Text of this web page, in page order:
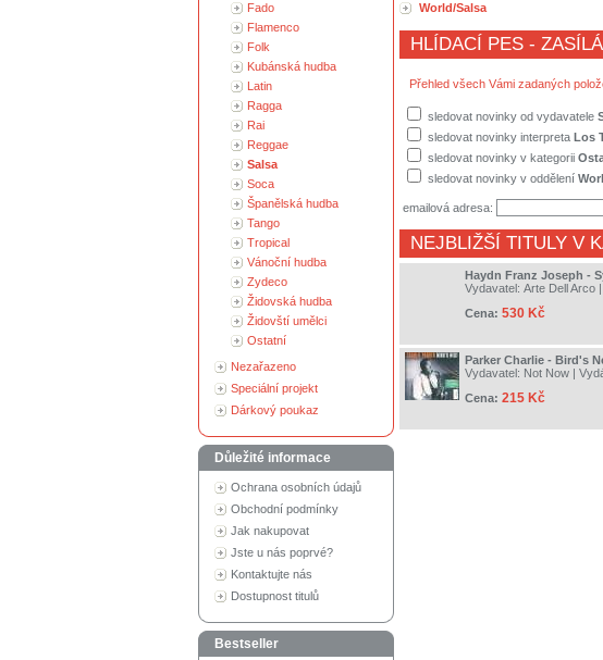
Fado
Flamenco
Folk
Kubánská hudba
Latin
Ragga
Rai
Reggae
Salsa
Soca
Španělská hudba
Tango
Tropical
Vánoční hudba
Zydeco
Židovská hudba
Židovští umělci
Ostatní
Nezařazeno
Speciální projekt
Dárkový poukaz
Důležité informace
Ochrana osobních údajů
Obchodní podmínky
Jak nakupovat
Jste u nás poprvé?
Kontaktujte nás
Dostupnost titulů
Bestseller
World/Salsa
HLÍDACÍ PES -
Přehled všech Vámi zadaných
sledovat novinky od vydavatele
sledovat novinky interpreta Los
sledovat novinky v kategorii
sledovat novinky v oddělení
emailová adresa:
NEJBLIŽŠÍ TITULY V
Haydn Franz Joseph -
Vydavatel: Arte Dell Arco
Cena: 530 Kč
Parker Charlie - Bird's
Vydavatel: Not Now |
Cena: 215 Kč